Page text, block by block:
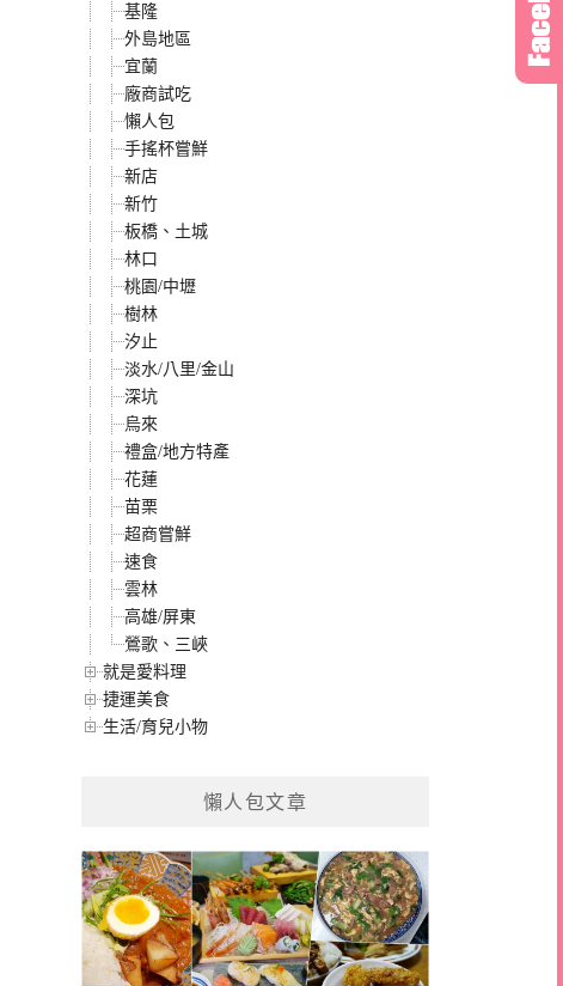
基隆
外島地區
宜蘭
廠商試吃
懶人包
手搖杯嘗鮮
新店
新竹
板橋、土城
林口
桃園/中壢
樹林
汐止
淡水/八里/金山
深坑
烏來
禮盒/地方特產
花蓮
苗栗
超商嘗鮮
速食
雲林
高雄/屏東
鶯歌、三峽
就是愛料理
捷運美食
生活/育兒小物
懶人包文章